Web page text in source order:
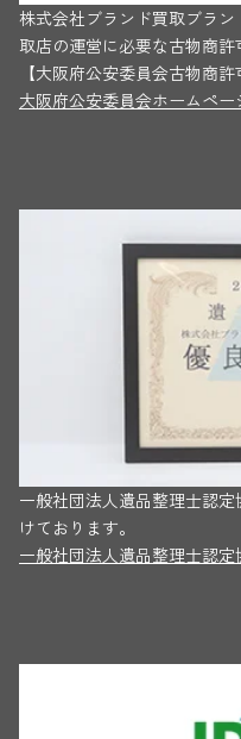
株式会社ブランド買取ブラ
取店の運営に必要な古物商許
【大阪府公安委員会古物商
大阪府公安委員会ホームペー
一般社団法人遺品整理士認
けております。
一般社団法人遺品整理士認